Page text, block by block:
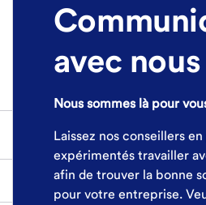
avec nous
Nous sommes là pour
Laissez nos conseillers
expérimentés travailler
afin de trouver la bonne
pour votre entreprise.